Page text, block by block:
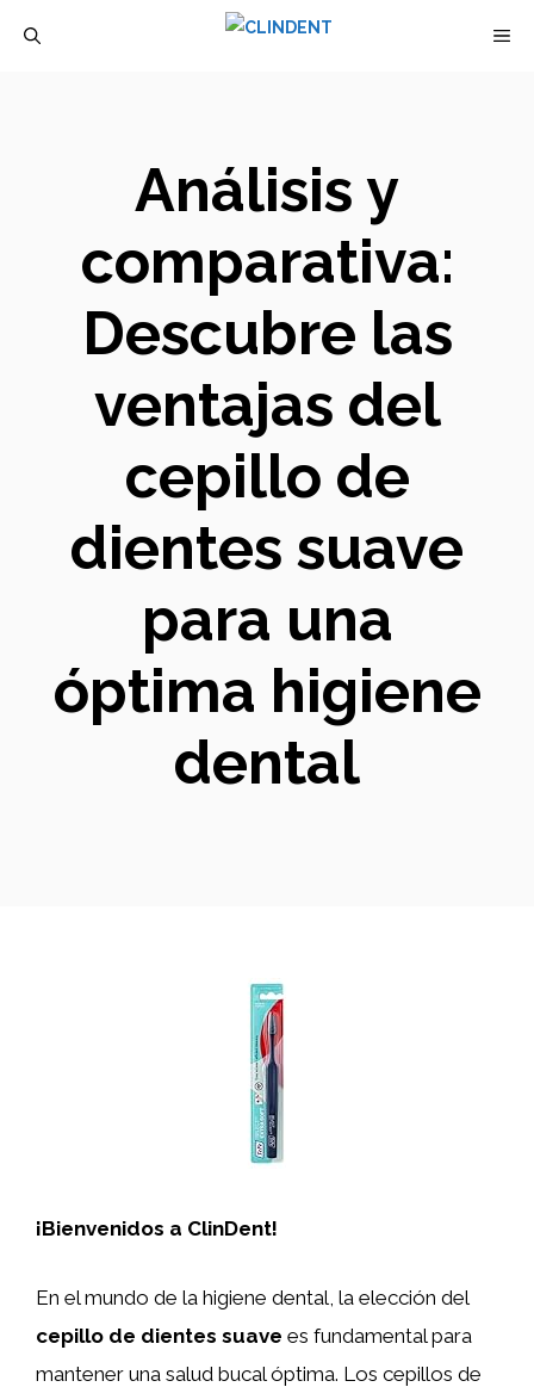
Análisis y
comparativa:
Descubre las
ventajas del
cepillo de
dientes suave
para una
óptima higiene
dental
¡Bienvenidos a ClinDent!
En el mundo de la higiene dental, la elección del
cepillo de dientes suave es fundamental para
mantener una salud bucal óptima. Los cepillos de